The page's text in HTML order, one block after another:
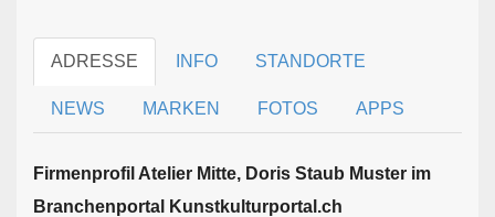
ADRESSE INFO STANDORTE
NEWS MARKEN FOTOS APPS
Firmen­profil Atelier Mitte, Doris Staub Muster im
Branchen­portal Kunstkulturportal.ch